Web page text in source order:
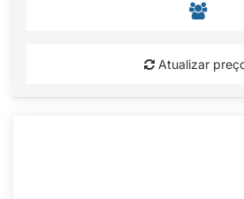
Atualizar